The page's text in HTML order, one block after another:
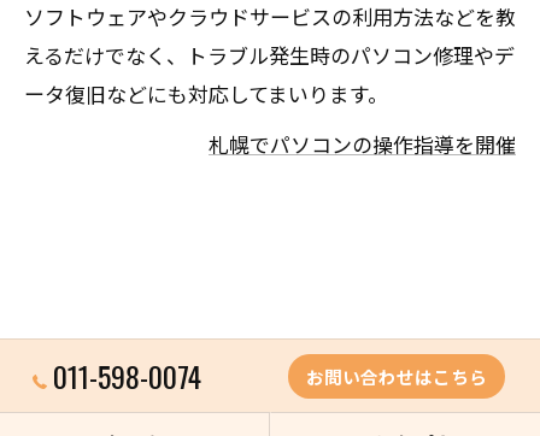
ソフトウェアやクラウドサービスの利用方法などを教
えるだけでなく、トラブル発生時のパソコン修理やデ
ータ復旧などにも対応してまいります。
札幌でパソコンの操作指導を開催
011-598-0074 お問い合わせはこちら